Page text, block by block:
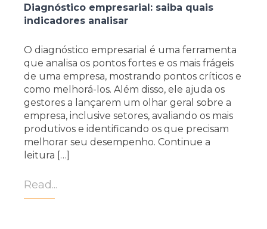
Diagnóstico empresarial: saiba quais
indicadores analisar
O diagnóstico empresarial é uma ferramenta
que analisa os pontos fortes e os mais frágeis
de uma empresa, mostrando pontos críticos e
como melhorá-los. Além disso, ele ajuda os
gestores a lançarem um olhar geral sobre a
empresa, inclusive setores, avaliando os mais
produtivos e identificando os que precisam
melhorar seu desempenho. Continue a
leitura […]
Read...